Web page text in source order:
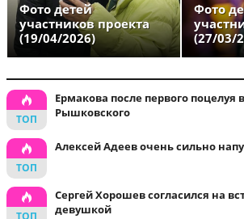
Фото детей
участников проекта
(19/04/2026)
Фото
(27/03/
Ермакова после первого поцелуя
Рышковского
Алексей Адеев очень сильно
Сергей Хорошев согласился на
девушкой